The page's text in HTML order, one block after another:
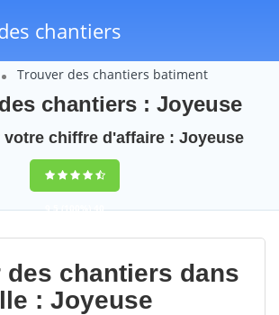
chantiers
Trouver des chantiers batiment
chantiers : Joyeuse
votre chiffre d'affaire : Joyeuse
9,5(100%)40
votes
des chantiers dans
: Joyeuse